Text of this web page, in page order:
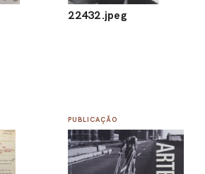
22432.jpeg
PUBLICAÇÃO